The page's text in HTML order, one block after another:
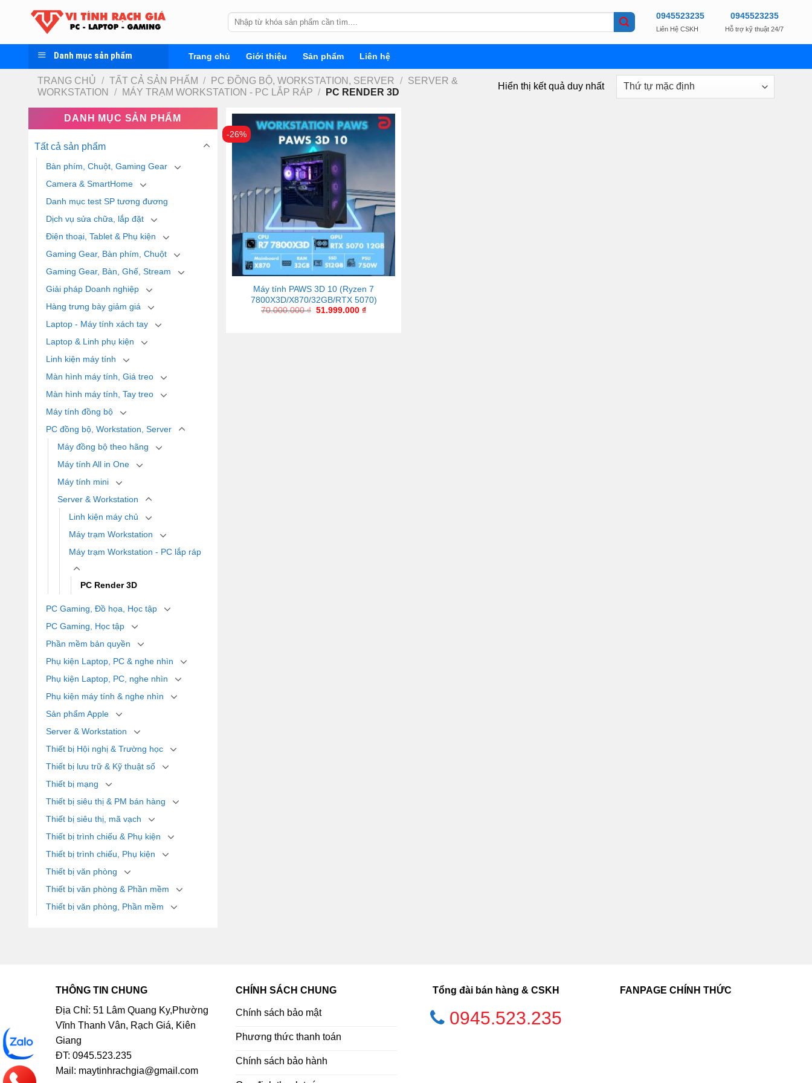
Tìm
kiếm:
0945523235
Liên Hệ CSKH
0945523235
Hỗ trợ kỹ thuật 24/7
Danh mục sản phẩm Trang chủ Giới thiệu Sản phẩm Liên hệ
TRANG CHỦ / TẤT CẢ SẢN PHẨM / PC ĐỒNG BỘ, WORKSTATION, SERVER / SERVER &
WORKSTATION
/ MÁY TRẠM WORKSTATION - PC LẮP RÁP / PC RENDER 3D
Hiển thị kết quả duy nhất
DANH MỤC SẢN PHẨM
Tất cả sản phẩm
Bàn phím, Chuột, Gaming Gear
Camera & SmartHome
Danh mục test SP tương đương
Dịch vụ sửa chữa, lắp đặt
Điện thoại, Tablet & Phụ kiện
Gaming Gear, Bàn phím, Chuột
Gaming Gear, Bàn, Ghế, Stream
Giải pháp Doanh nghiệp
Hàng trưng bày giảm giá
Laptop - Máy tính xách tay
Laptop & Linh phụ kiện
Linh kiện máy tính
Màn hình máy tính, Giá treo
Màn hình máy tính, Tay treo
Máy tính đồng bộ
PC đồng bộ, Workstation, Server
Máy đồng bộ theo hãng
Máy tính All in One
Máy tính mini
Server & Workstation
Linh kiện máy chủ
Máy trạm Workstation
Máy trạm Workstation - PC lắp ráp
PC Render 3D
PC Gaming, Đồ họa, Học tập
PC Gaming, Học tập
Phần mềm bản quyền
Phụ kiện Laptop, PC & nghe nhìn
Phụ kiện Laptop, PC, nghe nhìn
Phụ kiện máy tính & nghe nhìn
Sản phẩm Apple
Server & Workstation
Thiết bị Hội nghị & Trường học
Thiết bị lưu trữ & Kỹ thuật số
Thiết bị mạng
Thiết bị siêu thị & PM bán hàng
Thiết bị siêu thị, mã vạch
Thiết bị trình chiếu & Phụ kiện
Thiết bị trình chiếu, Phụ kiện
Thiết bị văn phòng
Thiết bị văn phòng & Phần mềm
Thiết bị văn phòng, Phần mềm
-26%
Máy tính PAWS 3D 10 (Ryzen 7
7800X3D/X870/32GB/RTX 5070)
70.000.000₫ 51.999.000₫
THÔNG TIN CHUNG
Địa Chỉ: 51 Lâm Quang Ky,Phường
Vĩnh Thanh Vân, Rạch Giá, Kiên
Giang
ĐT: 0945.523.235
Mail: maytinhrachgia@gmail.com
CHÍNH SÁCH CHUNG
Chính sách bảo mật
Phương thức thanh toán
Chính sách bảo hành
Tổng đài bán hàng & CSKH
0945.523.235
FANPAGE CHÍNH THỨC